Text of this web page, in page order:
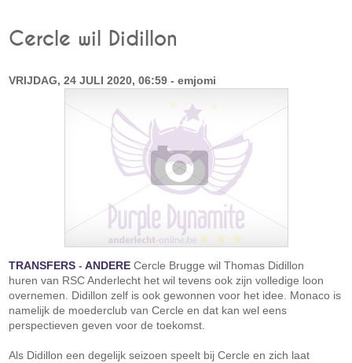
Cercle wil Didillon
VRIJDAG, 24 JULI 2020, 06:59 - emjomi
TRANSFERS -ANDERE Cercle Brugge wil Thomas Didillon
huren van RSC Anderlecht het wil tevens ook zijn volledige loon
overnemen. Didillon zelf is ook gewonnen voor het idee. Monaco is
namelijk de moederclub van Cercle en dat kan wel eens
perspectieven geven voor de toekomst.
Als Didillon een degelijk seizoen speelt bij Cercle en zich laat